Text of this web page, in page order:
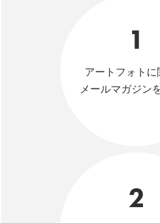
1
アートフォトに
メールマガジン
2